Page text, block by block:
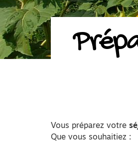
Vous préparez votre
Que vous souhaitiez :